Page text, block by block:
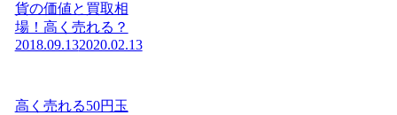
貨の価値と買取相
場！高く売れる？
2018.09.132020.02.13
高く売れる50円玉